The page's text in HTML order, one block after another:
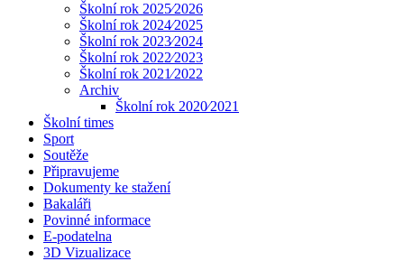
Školní rok 2025⁄2026
Školní rok 2024⁄2025
Školní rok 2023⁄2024
Školní rok 2022⁄2023
Školní rok 2021⁄2022
Archiv
Školní rok 2020⁄2021
Školní times
Sport
Soutěže
Připravujeme
Dokumenty ke stažení
Bakaláři
Povinné informace
E-podatelna
3D Vizualizace